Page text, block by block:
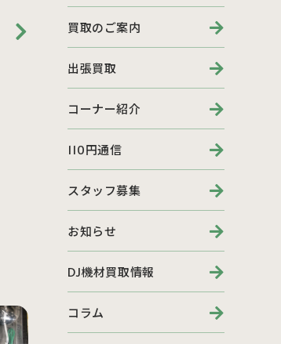
買取のご案内
出張買取
コーナー紹介
110円通信
スタッフ募集
お知らせ
DJ機材買取情報
コラム